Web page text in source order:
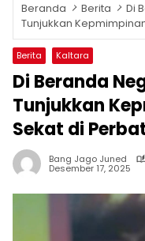
Beranda Berita
Di
Tunjukkan
Berita Kaltara
Di Beranda
Tunjukkan
Sekat di
Bang Jago Juned
Desember 17, 2025